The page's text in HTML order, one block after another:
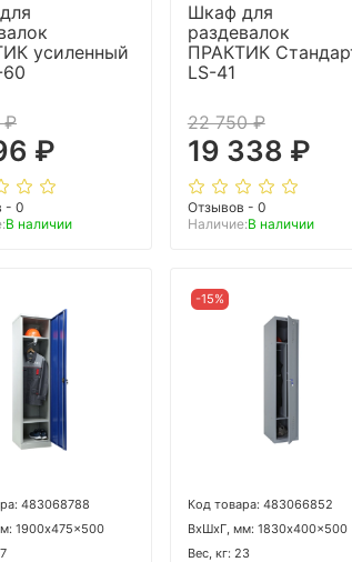
усиленный
60
₽
₽
- 0
В наличии
Шкаф для
раздевалок
ПРАКТИК
LS-41
22 750 ₽
19 338 ₽
Отзывов - 0
Наличие:В наличии
483068788
1900x475x500
-15%
Код товара: 483066852
ВхШхГ, мм: 1830x400x500
Вес, кг: 23